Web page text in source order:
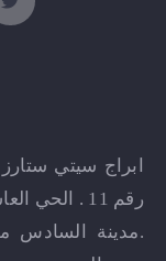
رقم 11 . الحي العاشر
.مدينة السادس